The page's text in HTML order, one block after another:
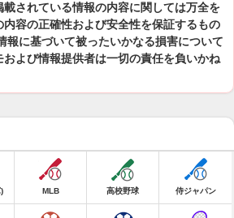
されている情報の内容に関しては万全を
容の正確性および安全性を保証するもの
報に基づいて被ったいかなる損害について
よび情報提供者は一切の責任を負いかね
MLB 高校野球 侍ジャパン